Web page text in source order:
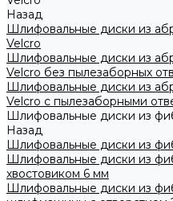
Назад
Шлифовальные диски из
Velcro
Шлифовальные диски из
Velcro без пылезаборных
Шлифовальные диски из
Velcro с пылезаборными
Шлифовальные диски из
Назад
Шлифовальные диски из
Шлифовальные диски из
хвостовиком 6 мм
Шлифовальные диски из